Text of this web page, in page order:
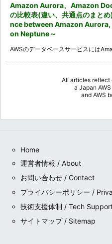
Amazon Aurora、Amazon
の比較表(違い、共通点のまと
nce between Amazon
on Neptune～
AWSのデータベースサービスには
All articles reflect
a Japan
and AWS
Home
運営者情報 / About
お問い合わせ / Contact
プライバシーポリシー /
技術支援体制 / Tech
サイトマップ / Sitemap